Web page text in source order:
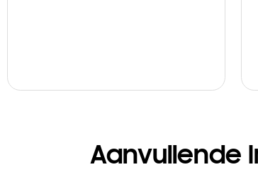
Aanvullende